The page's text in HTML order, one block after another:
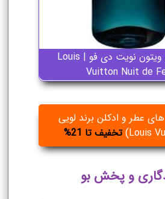
عطر لویی ویتون نویت دی فو | Louis
Vuitton Nuit de
عطر و ادکلن برند لویی
تخفیف تا 21%
و پخش بو